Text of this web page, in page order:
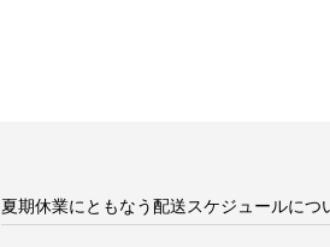
夏期休業にともなう配送スケジュールにつ